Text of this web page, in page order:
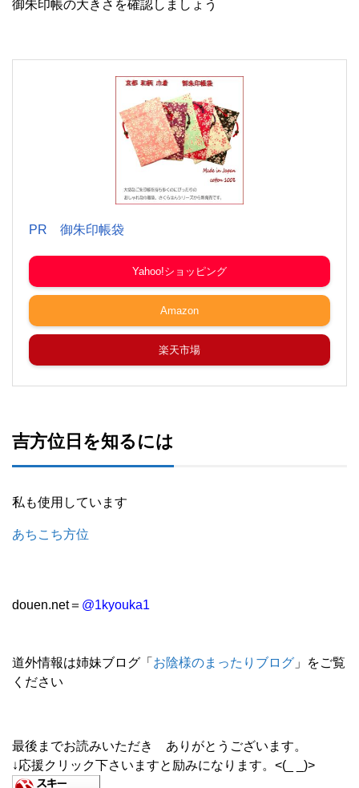
御朱印帳の大きさを確認しましょう
PR 御朱印帳袋
Yahoo!ショッピング
Amazon
楽天市場
吉方位日を知るには
私も使用しています
あちこち方位
douen.net＝ @1kyouka1
道外情報は姉妹ブログ「 お陰様のまったりブログ 」をご覧
ください
最後までお読みいただき ありがとうございます。
↓応援クリック下さいますと励みになります。<(_ _)>